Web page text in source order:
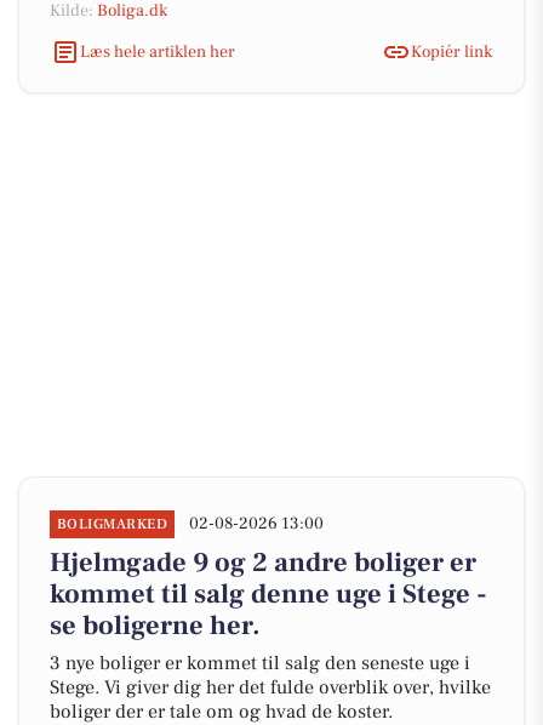
Kilde: Boliga.dk
Læs hele artiklen her
Kopiér link
BOLIGMARKED 02-08-2026 13:00
Hjelmgade 9 og 2 andre boliger er
kommet til salg denne uge i Stege -
se boligerne her.
3 nye boliger er kommet til salg den seneste uge i
Stege. Vi giver dig her det fulde overblik over, hvilke
boliger der er tale om og hvad de koster.